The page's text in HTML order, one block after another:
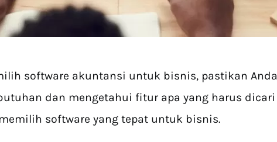
software akuntansi untuk bisnis, pastikan Anda
dan mengetahui fitur apa yang harus dicari
software yang tepat untuk bisnis.